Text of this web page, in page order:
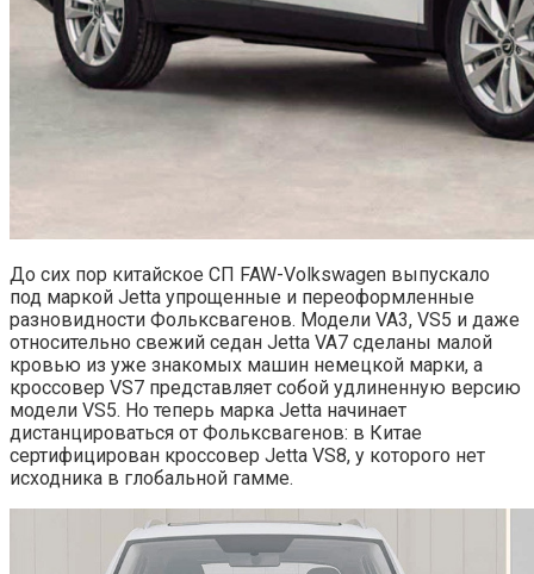
До сих пор китайское СП FAW-Volkswagen выпускало
под маркой Jetta упрощенные и переоформленные
разновидности Фольксвагенов. Модели VA3, VS5 и даже
относительно свежий седан Jetta VA7 сделаны малой
кровью из уже знакомых машин немецкой марки, а
кроссовер VS7 представляет собой удлиненную версию
модели VS5. Но теперь марка Jetta начинает
дистанцироваться от Фольксвагенов: в Китае
сертифицирован кроссовер Jetta VS8, у которого нет
исходника в глобальной гамме.